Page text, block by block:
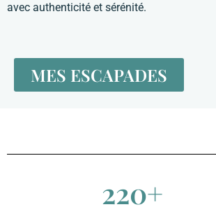
avec authenticité et sérénité.
MES ESCAPADES
220+